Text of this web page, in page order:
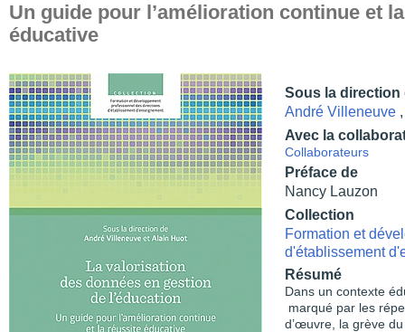
Un guide pour l’amélioration continue et
éducative
Sous la direction
André Villeneuve ,
Avec la
Collaborateurs
Préface de
Nancy Lauzon
Collection
Formation et
d'établissement
Résumé
Dans un contexte
marqué par les
d’œuvre, la grève